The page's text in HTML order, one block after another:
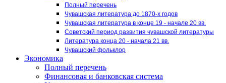
Полный перечень
Чувашская литература до 1870-х годов
Чувашская литература в конце 19 - начале 20 вв.
Советский период развития чувашской литературы
Литература конца 20 - начала 21 вв.
Чувашский фольклор
Экономика
Полный перечень
Финансовая и банковская система